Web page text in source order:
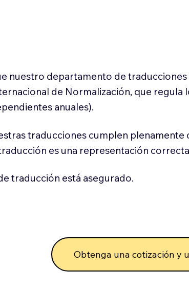
nuestro departamento de
de Normalización, que
anuales).
traducciones cumplen
es una representación
traducción está asegurado.
Obtenga una cotización y